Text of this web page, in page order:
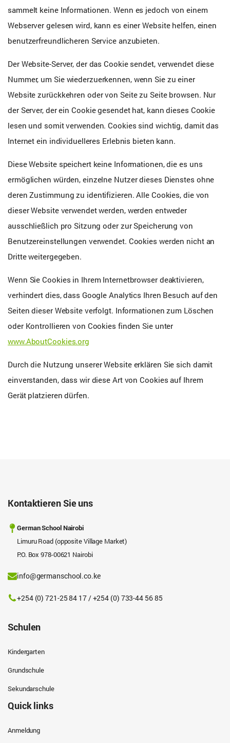
sammelt keine Informationen. Wenn es jedoch von einem
Webserver gelesen wird, kann es einer Website helfen, einen
benutzerfreundlicheren Service anzubieten.
Der Website-Server, der das Cookie sendet, verwendet diese
Nummer, um Sie wiederzuerkennen, wenn Sie zu einer
Website zurückkehren oder von Seite zu Seite browsen. Nur
der Server, der ein Cookie gesendet hat, kann dieses Cookie
lesen und somit verwenden. Cookies sind wichtig, damit das
Internet ein individuelleres Erlebnis bieten kann.
Diese Website speichert keine Informationen, die es uns
ermöglichen würden, einzelne Nutzer dieses Dienstes ohne
deren Zustimmung zu identifizieren. Alle Cookies, die von
dieser Website verwendet werden, werden entweder
ausschließlich pro Sitzung oder zur Speicherung von
Benutzereinstellungen verwendet. Cookies werden nicht an
Dritte weitergegeben.
Wenn Sie Cookies in Ihrem Internetbrowser deaktivieren,
verhindert dies, dass Google Analytics Ihren Besuch auf den
Seiten dieser Website verfolgt. Informationen zum Löschen
oder Kontrollieren von Cookies finden Sie unter
www.AboutCookies.org
Durch die Nutzung unserer Website erklären Sie sich damit
einverstanden, dass wir diese Art von Cookies auf Ihrem
Gerät platzieren dürfen.
Kontaktieren Sie uns
German School Nairobi
Limuru Road (opposite Village Market)
P.O. Box 978-00621 Nairobi
info@germanschool.co.ke
+254 (0) 721-25 84 17 / +254 (0) 733-44 56 85
Schulen
Kindergarten
Grundschule
Sekundarschule
Quick links
Anmeldung